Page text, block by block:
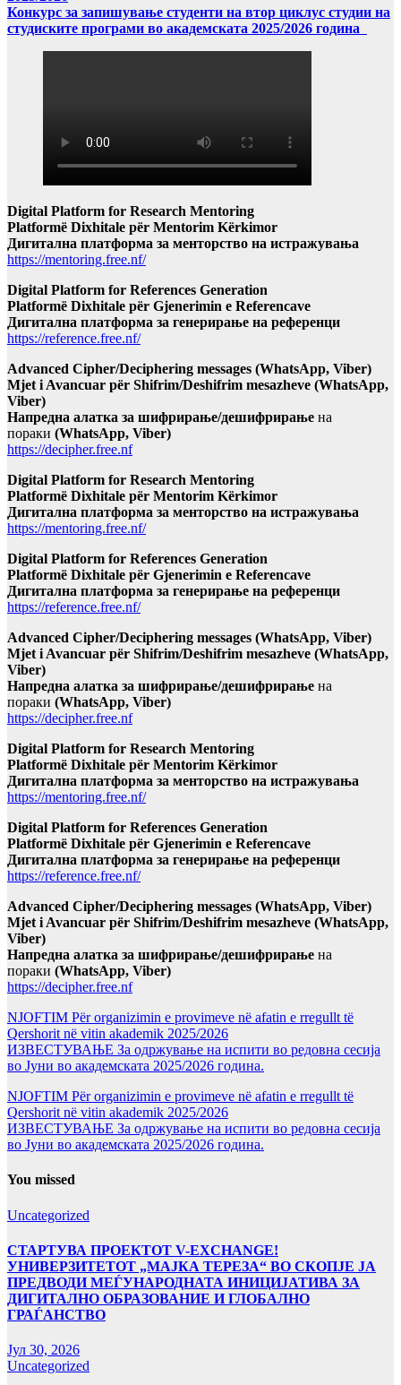
Конкурс за запишување студенти на втор циклус студии на
студиските програми во академската 2025/2026 година
Digital Platform for Research Mentoring
Platformë Dixhitale për Mentorim Kërkimor
Дигитална платформа за менторство на истражувања
https://mentoring.free.nf/
Digital Platform for References Generation
Platformë Dixhitale për Gjenerimin e Referencave
Дигитална платформа за генерирање на референци
https://reference.free.nf/
Advanced Cipher/Deciphering messages (WhatsApp, Viber)
Mjet i Avancuar për Shifrim/Deshifrim mesazheve (WhatsApp,
Viber)
Напредна алатка за шифрирање/дешифрирање на
пораки (WhatsApp, Viber)
https://decipher.free.nf
Digital Platform for Research Mentoring
Platformë Dixhitale për Mentorim Kërkimor
Дигитална платформа за менторство на истражувања
https://mentoring.free.nf/
Digital Platform for References Generation
Platformë Dixhitale për Gjenerimin e Referencave
Дигитална платформа за генерирање на референци
https://reference.free.nf/
Advanced Cipher/Deciphering messages (WhatsApp, Viber)
Mjet i Avancuar për Shifrim/Deshifrim mesazheve (WhatsApp,
Viber)
Напредна алатка за шифрирање/дешифрирање на
пораки (WhatsApp, Viber)
https://decipher.free.nf
Digital Platform for Research Mentoring
Platformë Dixhitale për Mentorim Kërkimor
Дигитална платформа за менторство на истражувања
https://mentoring.free.nf/
Digital Platform for References Generation
Platformë Dixhitale për Gjenerimin e Referencave
Дигитална платформа за генерирање на референци
https://reference.free.nf/
Advanced Cipher/Deciphering messages (WhatsApp, Viber)
Mjet i Avancuar për Shifrim/Deshifrim mesazheve (WhatsApp,
Viber)
Напредна алатка за шифрирање/дешифрирање на
пораки (WhatsApp, Viber)
https://decipher.free.nf
NJOFTIM Për organizimin e provimeve në afatin e rregullt të
Qershorit në vitin akademik 2025/2026
ИЗВЕСТУВАЊЕ За одржување на испити во редовна сесија
во Јуни во академската 2025/2026 година.
NJOFTIM Për organizimin e provimeve në afatin e rregullt të
Qershorit në vitin akademik 2025/2026
ИЗВЕСТУВАЊЕ За одржување на испити во редовна сесија
во Јуни во академската 2025/2026 година.
You missed
Uncategorized
СТАРТУВА ПРОЕКТОТ V-EXCHANGE!
УНИВЕРЗИТЕТОТ „МАЈКА ТЕРЕЗА“ ВО СКОПЈЕ ЈА
ПРЕДВОДИ МЕЃУНАРОДНАТА ИНИЦИЈАТИВА ЗА
ДИГИТАЛНО ОБРАЗОВАНИЕ И ГЛОБАЛНО
ГРАЃАНСТВО
Јул 30, 2026
Uncategorized